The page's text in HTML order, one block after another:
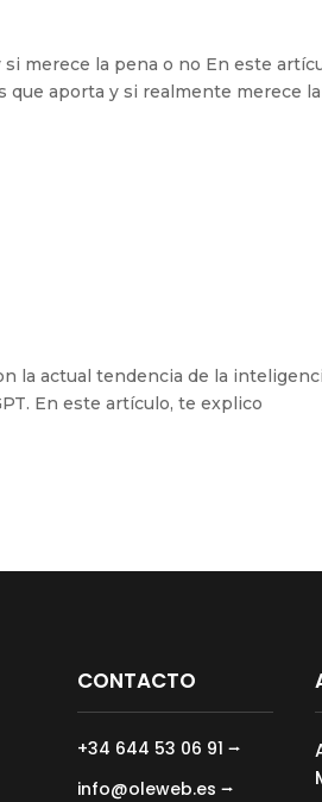
merece la pena o no En este
que aporta y si realmente merece la
la actual tendencia de la
En este artículo, te explico
CONTACTO
+34 644 53 06 91 ⭢
info@oleweb.es ⭢